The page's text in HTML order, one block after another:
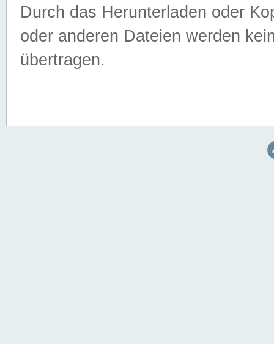
Durch das Herunterladen oder
oder anderen Dateien werden
übertragen.